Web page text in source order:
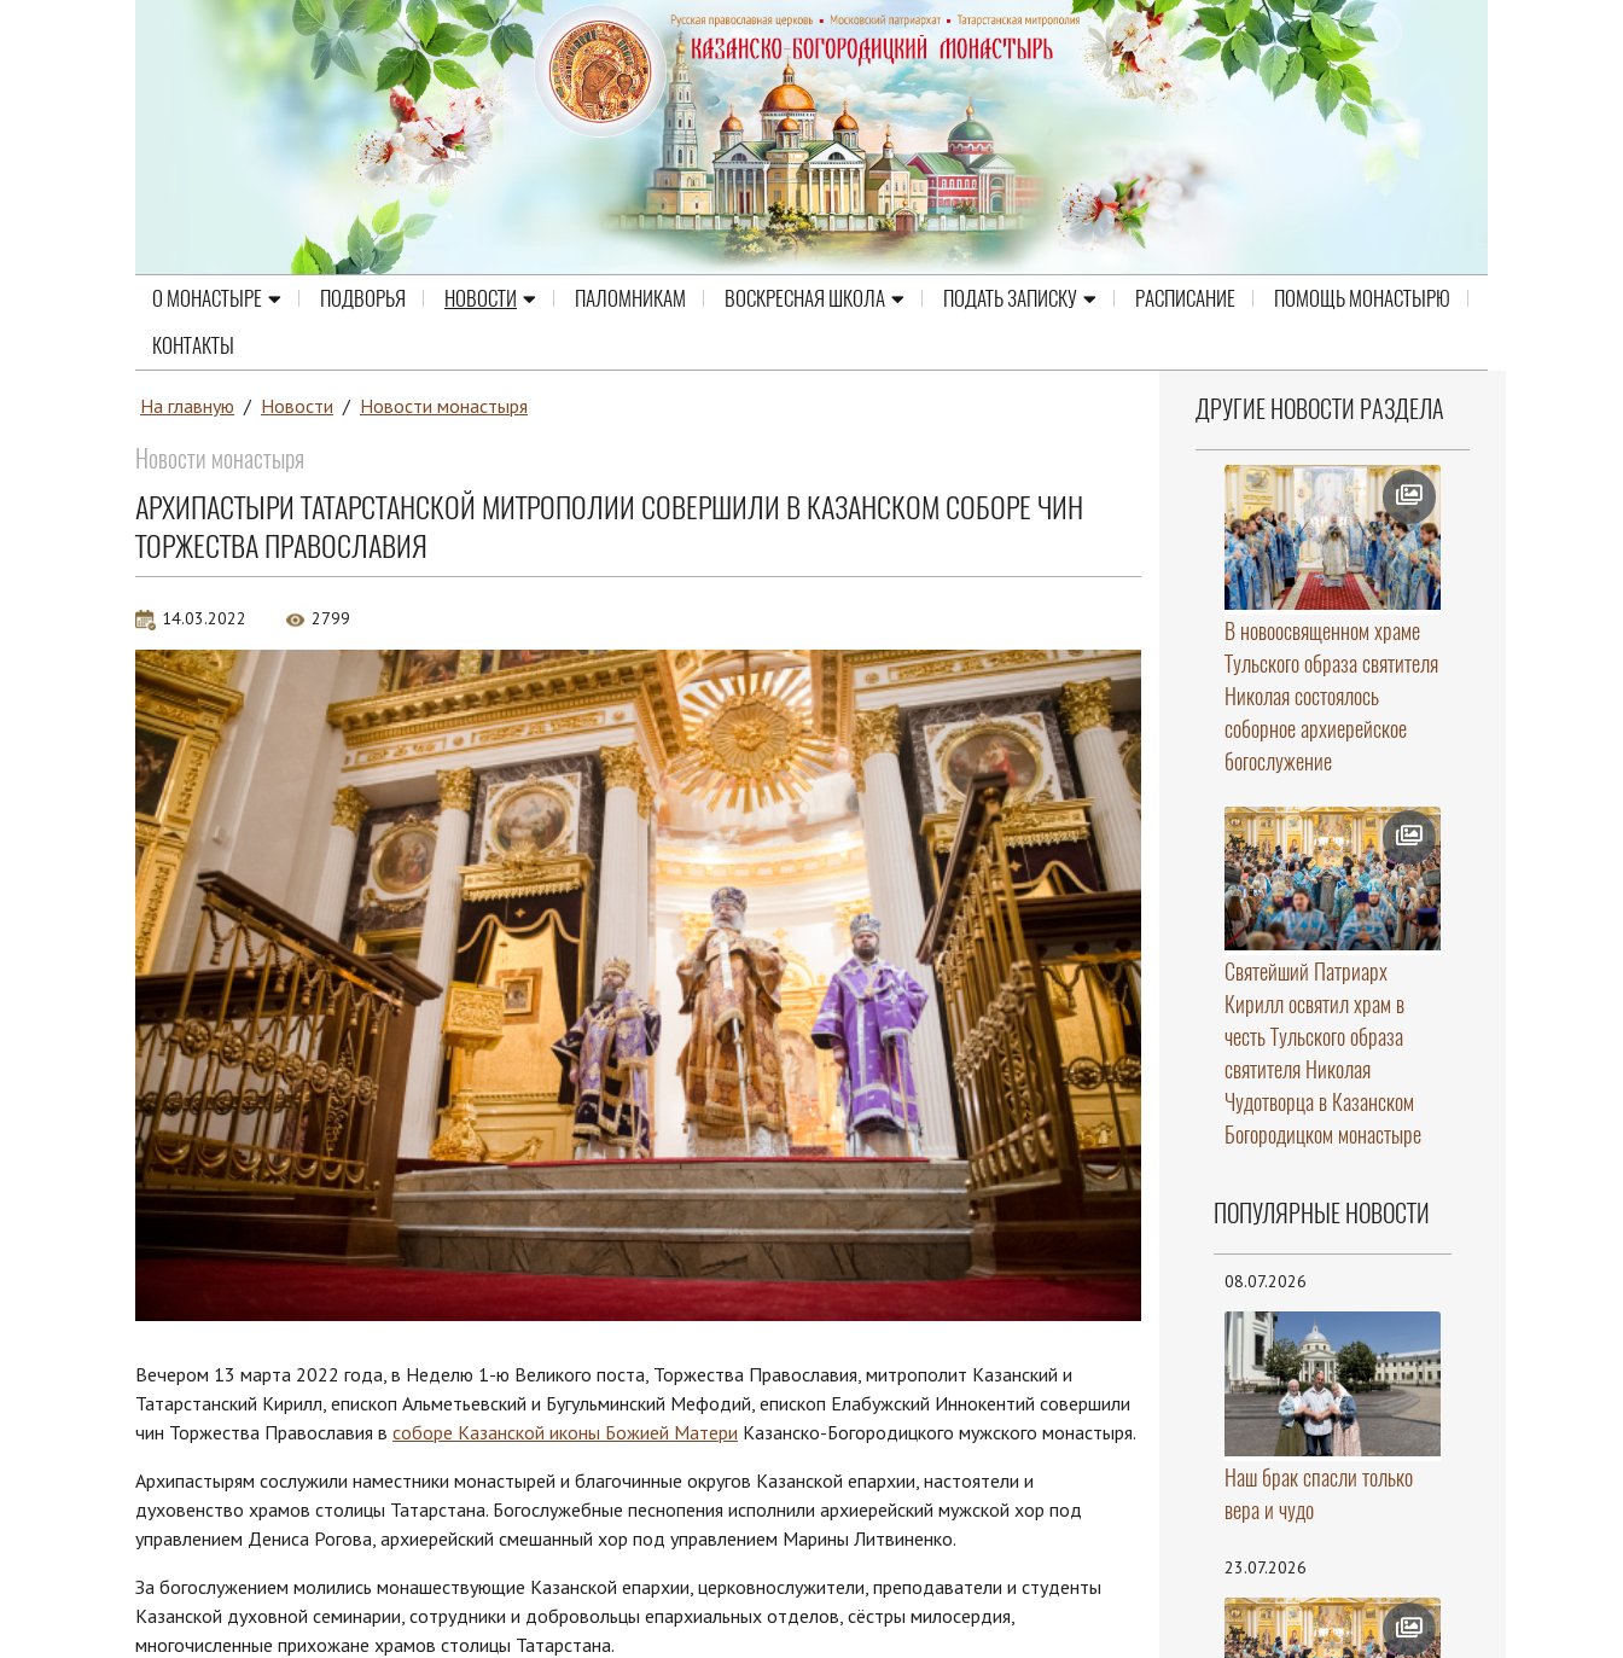
О МОНАСТЫРЕ ПОДВОРЬЯ НОВОСТИ ПАЛОМНИКАМ ВОСКРЕСНАЯ ШКОЛА ПОДАТЬ ЗАПИСКУ РАСПИСАНИЕ
ПОМОЩЬ МОНАСТЫРЮ
КОНТАКТЫ
На главную / Новости / Новости монастыря
Новости монастыря
АРХИПАСТЫРИ ТАТАРСТАНСКОЙ МИТРОПОЛИИ СОВЕРШИЛИ В КАЗАНСКОМ СОБОРЕ ЧИН
ТОРЖЕСТВА ПРАВОСЛАВИЯ
14.03.2022 2799
Вечером 13 марта 2022 года, в Неделю 1-ю Великого поста, Торжества Православия, митрополит Казанский и
Татарстанский Кирилл, епископ Альметьевский и Бугульминский Мефодий, епископ Елабужский Иннокентий совершили
чин Торжества Православия в соборе Казанской иконы Божией Матери Казанско-Богородицкого мужского монастыря.
Архипастырям сослужили наместники монастырей и благочинные округов Казанской епархии, настоятели и
духовенство храмов столицы Татарстана. Богослужебные песнопения исполнили архиерейский мужской хор под
управлением Дениса Рогова, архиерейский смешанный хор под управлением Марины Литвиненко.
За богослужением молились монашествующие Казанской епархии, церковнослужители, преподаватели и студенты
Казанской духовной семинарии, сотрудники и добровольцы епархиальных отделов, сёстры милосердия,
многочисленные прихожане храмов столицы Татарстана.
ДРУГИЕ НОВОСТИ РАЗДЕЛА
В новоосвященном храме
Тульского образа святителя
Николая состоялось
соборное архиерейское
богослужение
Святейший Патриарх
Кирилл освятил храм в
честь Тульского образа
святителя Николая
Чудотворца в Казанском
Богородицком монастыре
ПОПУЛЯРНЫЕ НОВОСТИ
08.07.2026
Наш брак спасли только
вера и чудо
23.07.2026